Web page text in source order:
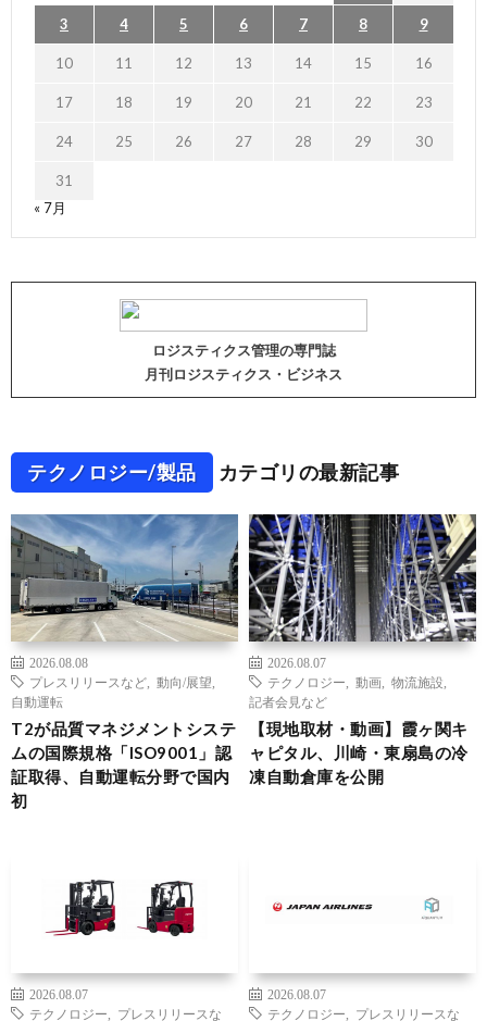
3 4 5 6 7 8 9
10 11 12 13 14 15 16
17 18 19 20 21 22 23
24 25 26 27 28 29 30
31
« 7月
ロジスティクス管理の専門誌
月刊ロジスティクス・ビジネス
テクノロジー/製品 カテゴリの最新記事
2026.08.08
プレスリリースなど
動向/展望
自動運転
T2が品質マネジメントシステ
ムの国際規格「ISO9001」認
証取得、自動運転分野で国内
初
2026.08.07
テクノロジー
動画 物流施設
記者会見など
【現地取材・動画】霞ヶ関キ
ャピタル、川崎・東扇島の冷
凍自動倉庫を公開
2026.08.07
テクノロジー
プレスリリースな
2026.08.07
テクノロジー
プレスリリースな